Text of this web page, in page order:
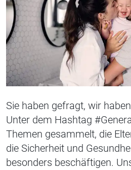
Sie haben gefragt, wir
Unter dem Hashtag
Themen gesammelt, die
die Sicherheit und
besonders beschäftigen.